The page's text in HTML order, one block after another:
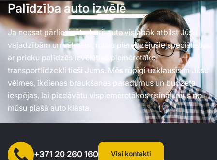
Palīdzība auto izvēlē
Ja neesat pārliecināts, kurš auto vislabāk atbilst Jūsu
vajadzībām un vēlmēm, mūsu pieredzējušie speciālisti
ar prieku palīdzēs izvēlēties piemērotāko
transportlīdzekli tieši Jums. Mēs rūpīgi uzklausīsim Jūsu
vēlmes, ikdienas braukšanas paradumus un budžeta
iespējas, lai piedāvātu vispiemērotākos risinājumus no
mūsu plašā auto klāsta.
+371 20 260 160 Visi kontakti